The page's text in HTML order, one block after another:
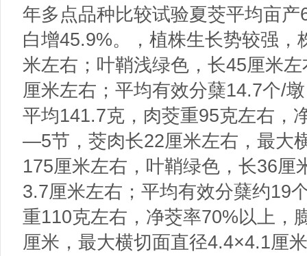
年多点品种比较试验夏茭平均亩
白增45.9%。，植株生长势较强
米左右；叶鞘浅绿色，长45厘米
厘米左右；平均有效分蘖14.7个/
平均141.7克，肉茭重95克左右，
—5节，茭肉长22厘米左右，最大
175厘米左右，叶鞘绿色，长36厘
3.7厘米左右；平均有效分蘖约19
重110克左右，净茭率70%以上
厘米，最大横切面直径4.4×4.1厘